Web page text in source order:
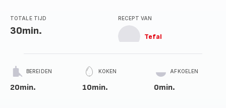
TOTALE TIJD
30min.
RECEPT VAN
Tefal
BEREIDEN
20min.
KOKEN
10min.
AFKOELEN
0min.